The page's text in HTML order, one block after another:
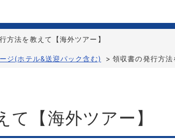
方法を教えて【海外ツアー】
ジ(ホテル&送迎パック含む) > 領収書の発行方法
【海外ツアー】